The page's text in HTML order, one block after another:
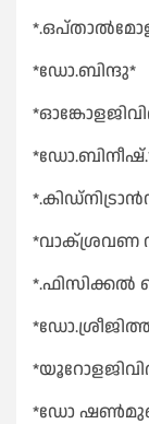
*ഡോ.ബിന്ദു*
*വാക്ശ്രവണ
*.ഫിസിക്കൽ
*ഡോ